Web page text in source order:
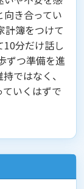
向き合ってい
計簿をつけて
分だけ話し
ずつ準備を進
ではなく、
ていくはずで